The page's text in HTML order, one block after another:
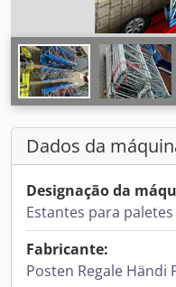
Dados da
Designação da
Estantes para paletes
Fabricante:
Posten Regale Händi